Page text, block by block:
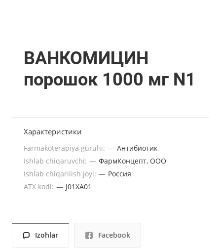
ВАНКОМИЦИН
порошок 1000 мг N1
Характеристики
Farmakoterapiya guruhi: — Антибиотик
Ishlab chiqaruvchi: — ФармКонцепт, ООО
Ishlab chiqarilish joyi: — Россия
ATX kodi: — J01XA01
Izohlar Facebook